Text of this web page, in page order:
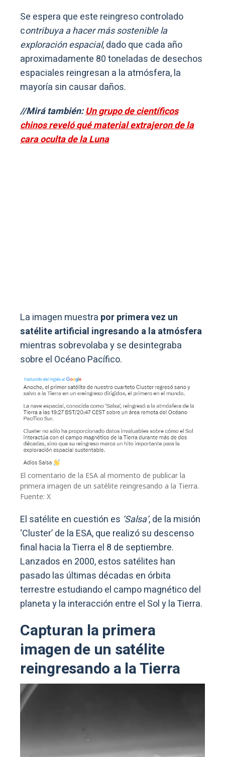
Se espera que este reingreso controlado
contribuya a hacer más sostenible la
exploración espacial, dado que cada año
aproximadamente 80 toneladas de desechos
espaciales reingresan a la atmósfera, la
mayoría sin causar daños.
//Mirá también:Un grupo de científicos
chinos reveló qué material extrajeron de la
cara oculta de la Luna
La imagen muestra por primera vez un
satélite artificial ingresando a la atmósfera
mientras sobrevolaba y se desintegraba
sobre el Océano Pacífico.
El comentario de la ESA al momento de publicar la
primera imagen de un satélite reingresando a la Tierra.
Fuente: X
El satélite en cuestión es ‘Salsa’, de la misión
‘Cluster’ de la ESA, que realizó su descenso
final hacia la Tierra el 8 de septiembre.
Lanzados en 2000, estos satélites han
pasado las últimas décadas en órbita
terrestre estudiando el campo magnético del
planeta y la interacción entre el Sol y la Tierra.
Capturan la primera
imagen de un satélite
reingresando a la Tierra